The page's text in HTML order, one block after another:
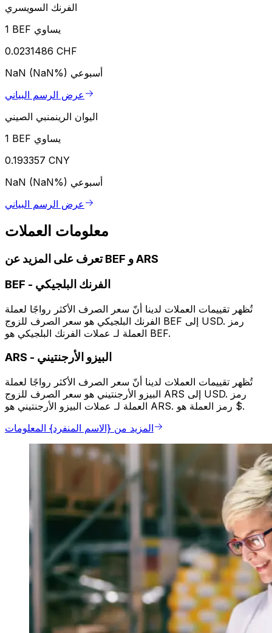
الفرنك السويسري
1 BEF يساوي
0.0231486 CHF
NaN (NaN%) أسبوعي
عرض الرسم البياني
اليوان الرينمنبي الصيني
1 BEF يساوي
0.193357 CNY
NaN (NaN%) أسبوعي
عرض الرسم البياني
معلومات العملات
تعرف على المزيد عن BEF و ARS
BEF - الفرنك البلجيكي
تُظهر تقييمات العملات لدينا أنّ سعر الصرف الأكثر رواجًا لعملة
الفرنك البلجيكي هو سعر الصرف للزوج BEF إلى USD. رمز
العملة لـ عملات الفرنك البلجيكي هو BEF.
ARS - البيزو الأرجنتيني
تُظهر تقييمات العملات لدينا أنّ سعر الصرف الأكثر رواجًا لعملة
البيزو الأرجنتيني هو سعر الصرف للزوج ARS إلى USD. رمز
العملة لـ عملات البيزو الأرجنتيني هو ARS. رمز العملة هو $.
المزيد من {الاسم المنفرد} المعلومات